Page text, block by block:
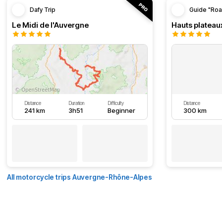
Dafy Trip
Le Midi de l'Auvergne
Distance
241 km
Duration
3h51
Difficulty
Beginner
Guide
Hauts
Distance
300 km
All motorcycle trips Auvergne-Rhône-Alpes